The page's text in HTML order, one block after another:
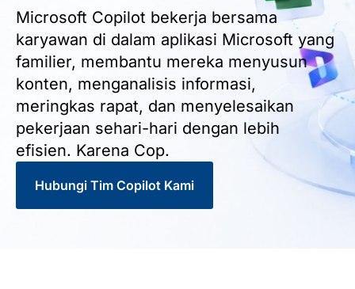
Microsoft Copilot bekerja bersama
karyawan di dalam aplikasi Microsoft yang
familier, membantu mereka menyusun
konten, menganalisis informasi,
meringkas rapat, dan menyelesaikan
pekerjaan sehari-hari dengan lebih
efisien. Karena Cop.
Hubungi Tim Copilot Kami